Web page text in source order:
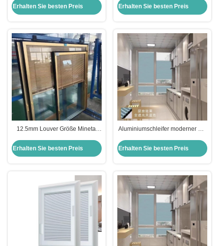
Glasfenster Blindläden 16A/19A
Erhalten Sie besten Preis
Glasfenster Glas für Fenster und
Türen
Erhalten Sie besten Preis
12.5mm Louver Größe Minetal
verstellbarem Aluminium Louver
Erhalten Sie besten Preis
Aluminiumschleifer moderner Stil
PVC Profile
Erhalten Sie besten Preis